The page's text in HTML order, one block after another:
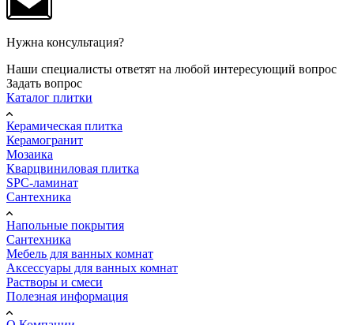
Нужна консультация?
Наши специалисты ответят на любой интересующий вопрос
Задать вопрос
Каталог плитки
Керамическая плитка
Керамогранит
Мозаика
Кварцвиниловая плитка
SPC-ламинат
Сантехника
Напольные покрытия
Сантехника
Мебель для ванных комнат
Аксессуары для ванных комнат
Растворы и смеси
Полезная информация